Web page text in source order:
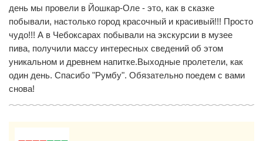
день мы провели в Йошкар-Оле - это, как в сказке
побывали, настолько город красочный и красивый!!! Просто
чудо!!! А в Чебоксарах побывали на экскурсии в музее
пива, получили массу интересных сведений об этом
уникальном и древнем напитке.Выходные пролетели, как
один день. Спасибо "Румбу". Обязательно поедем с вами
снова!